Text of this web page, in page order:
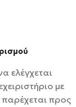
ελέγχεται
με
προς